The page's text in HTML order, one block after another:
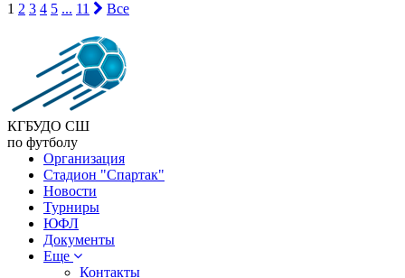
1 2 3 4 5 ... 11 Все
КГБУДО СШ
по футболу
Организация
Стадион "Спартак"
Новости
Турниры
ЮФЛ
Документы
Еще
Контакты